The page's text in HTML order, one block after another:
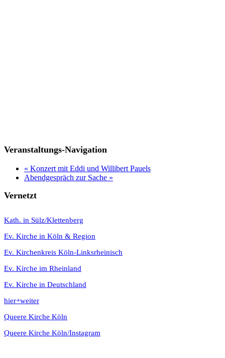
Veranstaltungs-Navigation
« Konzert mit Eddi und Willibert Pauels
Abendgespräch zur Sache »
Vernetzt
Kath. in Sülz/Klettenberg
Ev. Kirche in Köln & Region
Ev. Kirchenkreis Köln-Linksrheinisch
Ev. Kirche im Rheinland
Ev. Kirche in Deutschland
hier+weiter
Queere Kirche Köln
Queere Kirche Köln/Instagram